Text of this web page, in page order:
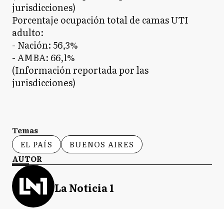
jurisdicciones)
Porcentaje ocupación total de camas UTI
adulto:
- Nación: 56,3%
- AMBA: 66,1%
(Información reportada por las
jurisdicciones)
Temas
EL PAÍS
BUENOS AIRES
AUTOR
La Noticia 1